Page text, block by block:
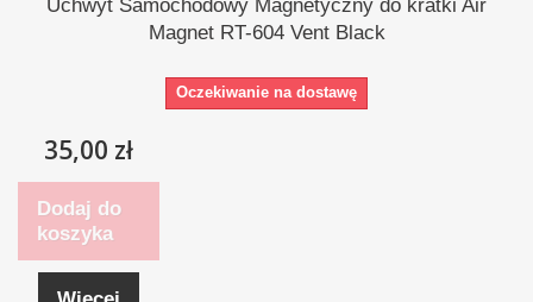
Uchwyt Samochodowy Magnetyczny do kratki Air
Magnet RT-604 Vent Black
Oczekiwanie na dostawę
35,00 zł
Dodaj do
koszyka